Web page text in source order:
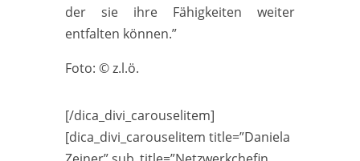
der sie ihre Fähigkeiten weiter
entfalten können.”
Foto: © z.l.ö.
[/dica_divi_carouselitem]
[dica_divi_carouselitem title=”Daniela